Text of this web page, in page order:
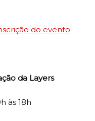
do evento.
da Layers
às 18h